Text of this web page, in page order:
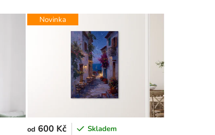
Novinka
od 600 Kč Skladem